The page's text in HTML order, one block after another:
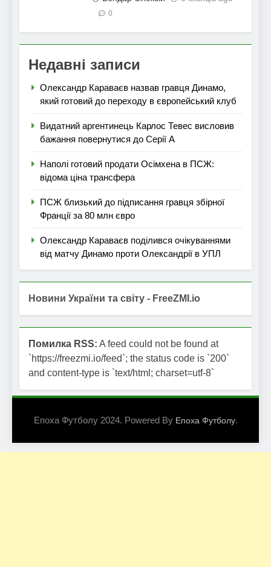
0
Недавні записи
Олександр Караваєв назвав гравця Динамо,
який готовий до переходу в європейський клуб
Видатний аргентинець Карлос Тевес висловив
бажання повернутися до Серії А
Наполі готовий продати Осімхена в ПСЖ:
відома ціна трансфера
ПСЖ близький до підписання гравця збірної
Франції за 80 млн євро
Олександр Караваєв поділився очікуваннями
від матчу Динамо проти Олександрії в УПЛ
Новини України та світу - FreeZMI.io
Помилка RSS: A feed could not be found at
`https://freezmi.io/feed`; the status code is `200`
and content-type is `text/html; charset=utf-8`
Епоха Футболу 2024. Powered By Епоха Футболу.